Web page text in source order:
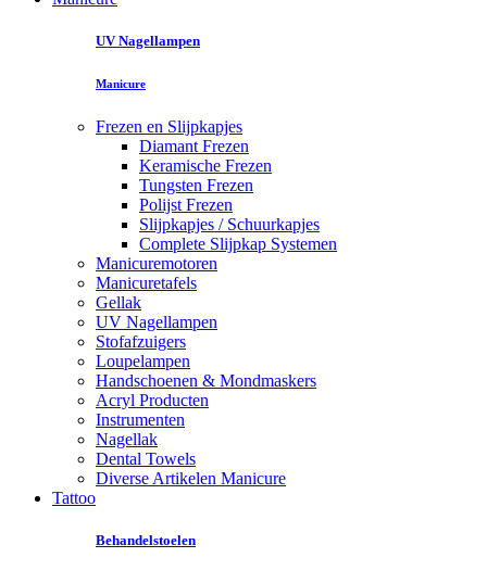
UV Nagellampen
Manicure
Frezen en Slijpkapjes
Diamant Frezen
Keramische Frezen
Tungsten Frezen
Polijst Frezen
Slijpkapjes / Schuurkapjes
Complete Slijpkap Systemen
Manicuremotoren
Manicuretafels
Gellak
UV Nagellampen
Stofafzuigers
Loupelampen
Handschoenen & Mondmaskers
Acryl Producten
Instrumenten
Nagellak
Dental Towels
Diverse Artikelen Manicure
Tattoo
Behandelstoelen